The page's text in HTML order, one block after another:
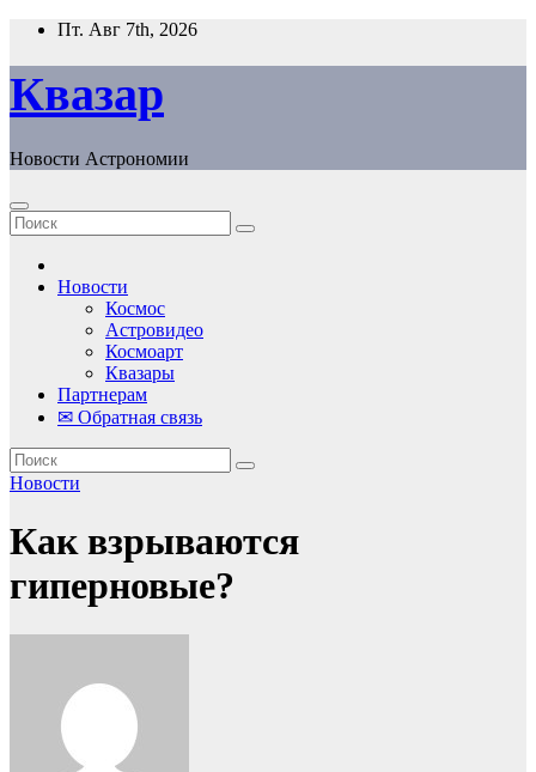
Перейти
содержанию
Пт. Авг 7th, 2026
Квазар
Новости Астрономии
Новости
Космос
Астровидео
Космоарт
Квазары
Партнерам
✉ Обратная связь
Новости
Как взрываются
гиперновые?